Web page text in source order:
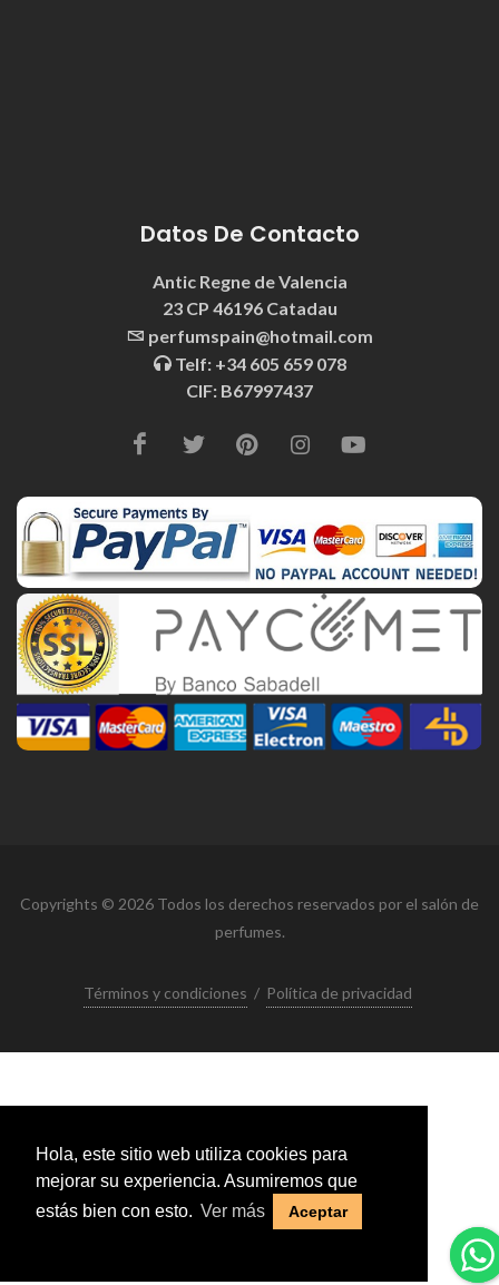
Hola, este sitio web utiliza cookies para
mejorar su experiencia. Asumiremos que
estás bien con esto. Ver más Aceptar
Datos De Contacto
Antic Regne de Valencia
23 CP 46196 Catadau
perfumspain@hotmail.com
Telf: +34 605 659 078
CIF: B67997437
Copyrights © 2026 Todos los derechos reservados por el salón de
perfumes.
Términos y condiciones / Política de privacidad